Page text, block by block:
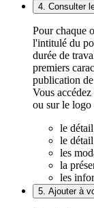
4. Consulter
Pour chaque
l'intitulé du
durée de
premiers
publication
Vous
ou sur le logo
le
le
les
la
les
5. Ajouter à